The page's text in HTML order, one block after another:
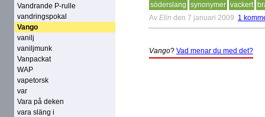
Vandrande P-rulle
vandringspokal
Vango
vanilj
vaniljmunk
Vanpackat
WAP
vapetorsk
var
Vara på deken
vara släng i
söderslang synonymer vackert
Av Elin den 7 januari 2009 1
Vango? Vad menar du med det?